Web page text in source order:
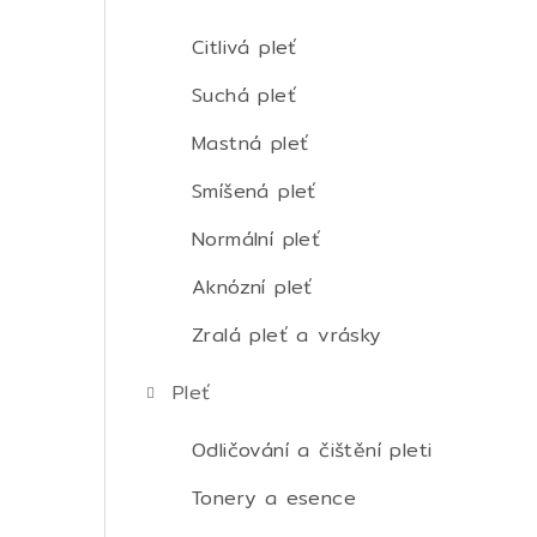
Citlivá pleť
Suchá pleť
Mastná pleť
Smíšená pleť
Normální pleť
Aknózní pleť
Zralá pleť a vrásky
Pleť
Odličování a čištění pleti
Tonery a esence